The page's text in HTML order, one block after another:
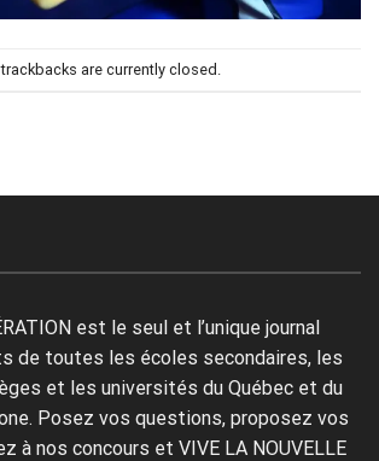
are currently closed.
est le seul et l’unique journal
de toutes les écoles secondaires, les
et les universités du Québec et du
Posez vos questions, proposez vos
à nos concours et VIVE LA NOUVELLE